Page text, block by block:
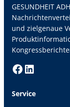
GESUNDHEIT
und zielgenaue
Facebook LinkedIn
Service